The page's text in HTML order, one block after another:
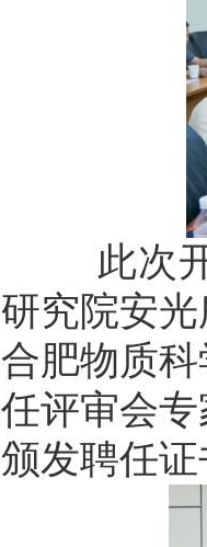
此次开
研究院安
合肥物质
任评审会
颁发聘任